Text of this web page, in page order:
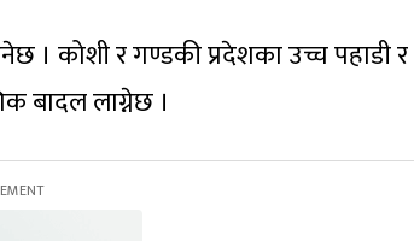
। कोशी र गण्डकी प्रदेशका उच्च पहाडी र
बादल लाग्नेछ ।